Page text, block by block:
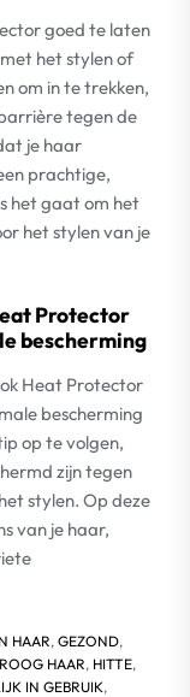
goed te laten
het stylen of
om in te trekken,
tegen de
je haar
prachtige,
het gaat om het
het stylen van je
Protector
bescherming
Heat Protector
bescherming
op te volgen,
zijn tegen
stylen. Op deze
van je haar,
HAAR, GEZOND,
HAAR, HITTE,
IN GEBRUIK,